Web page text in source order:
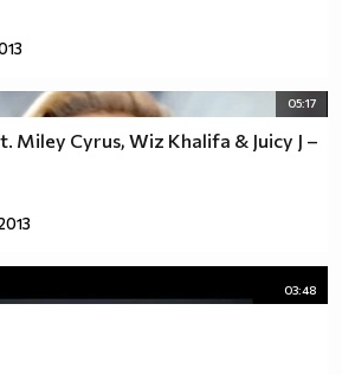
05:17
Miley Cyrus, Wiz Khalifa & Juicy J –
03:48